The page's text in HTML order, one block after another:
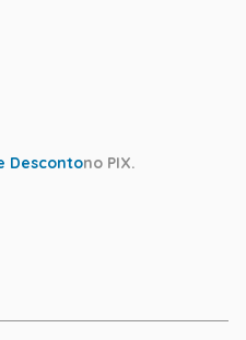
Descontono PIX.